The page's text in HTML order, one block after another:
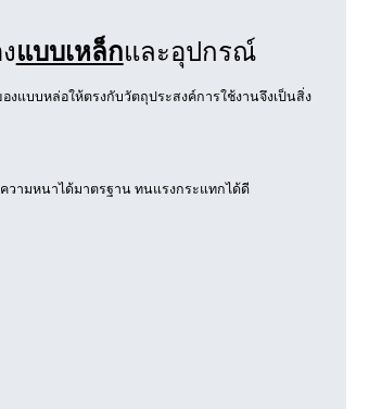
แบบเหล็กและอุปกรณ์
งแบบหล่อให้ตรงกับวัตถุประสงค์การใช้งานจึงเป็นสิ่ง
วามหนาได้มาตรฐาน ทนแรงกระแทกได้ดี